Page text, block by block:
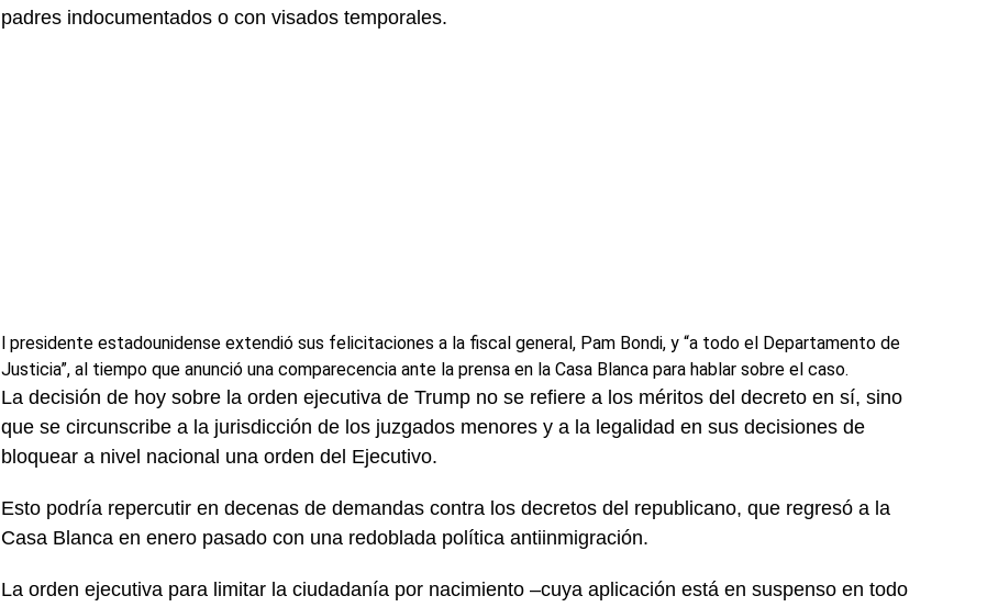
padres indocumentados o con visados temporales.
l presidente estadounidense extendió sus felicitaciones a la fiscal general, Pam Bondi, y “a todo el Departamento de
Justicia”, al tiempo que anunció una comparecencia ante la prensa en la Casa Blanca para hablar sobre el caso.
La decisión de hoy sobre la orden ejecutiva de Trump no se refiere a los méritos del decreto en sí, sino
que se circunscribe a la jurisdicción de los juzgados menores y a la legalidad en sus decisiones de
bloquear a nivel nacional una orden del Ejecutivo.
Esto podría repercutir en decenas de demandas contra los decretos del republicano, que regresó a la
Casa Blanca en enero pasado con una redoblada política antiinmigración.
La orden ejecutiva para limitar la ciudadanía por nacimiento –cuya aplicación está en suspenso en todo